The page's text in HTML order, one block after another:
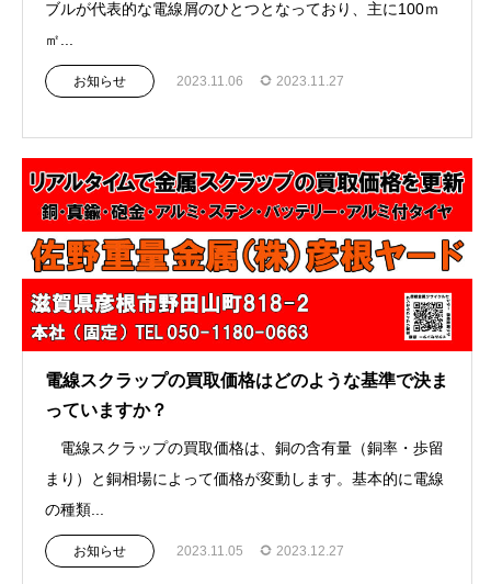
ブルが代表的な電線屑のひとつとなっており、主に100ｍ
㎡...
お知らせ 2023.11.06 2023.11.27
電線スクラップの買取価格はどのような基準で決ま
っていますか？
電線スクラップの買取価格は、銅の含有量（銅率・歩留
まり）と銅相場によって価格が変動します。基本的に電線
の種類...
お知らせ 2023.11.05 2023.12.27